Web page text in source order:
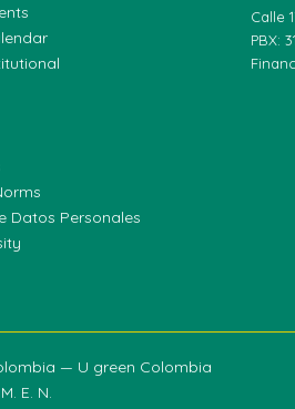
Datos Personales
Calle
PBX:
— U green Colombia
E. N.